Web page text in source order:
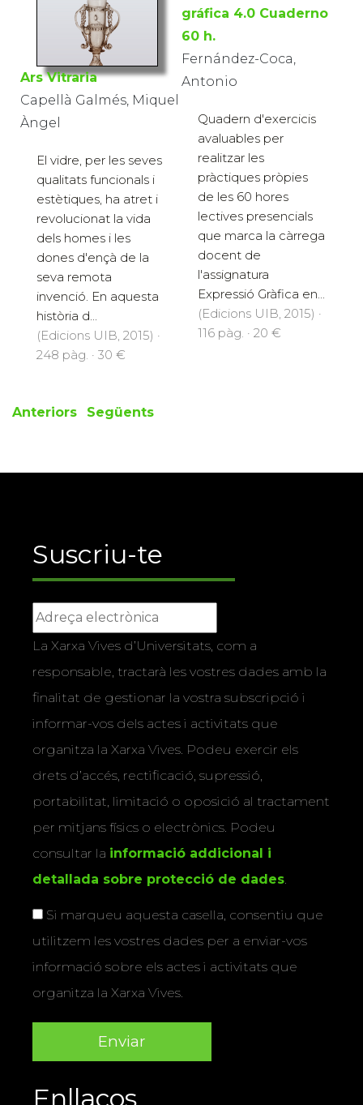
Ars Vitraria
Capellà Galmés, Miquel
Àngel
El vidre, per les seves
qualitats funcionals i
estètiques, ha atret i
revolucionat la vida
dels homes i les
dones d'ençà de la
seva remota
invenció. En aquesta
història d...
(Edicions UIB, 2015) ·
248 pàg. · 30 €
gráfica 4.0 Cuaderno
60 h.
Fernández-Coca,
Antonio
Quadern d'exercicis
avaluables per
realitzar les
pràctiques pròpies
de les 60 hores
lectives presencials
que marca la càrrega
docent de
l'assignatura
Expressió Gràfica en...
(Edicions UIB, 2015) ·
116 pàg. · 20 €
Anteriors Següents
Suscriu-te
La Xarxa Vives d’Universitats, com a
responsable, tractarà les vostres dades amb la
finalitat de gestionar la vostra subscripció i
informar-vos dels actes i activitats que
organitza la Xarxa Vives. Podeu exercir els
drets d’accés, rectificació, supressió,
portabilitat, limitació o oposició al tractament
per mitjans físics o electrònics. Podeu
consultar la informació addicional i
detallada sobre protecció de dades.
Si marqueu aquesta casella, consentiu que
utilitzem les vostres dades per a enviar-vos
informació sobre els actes i activitats que
organitza la Xarxa Vives.
Enllaços